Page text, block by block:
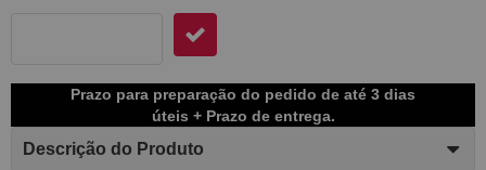
Prazo para preparação do pedido de até 3 dias
úteis + Prazo de entrega.
Descrição do Produto